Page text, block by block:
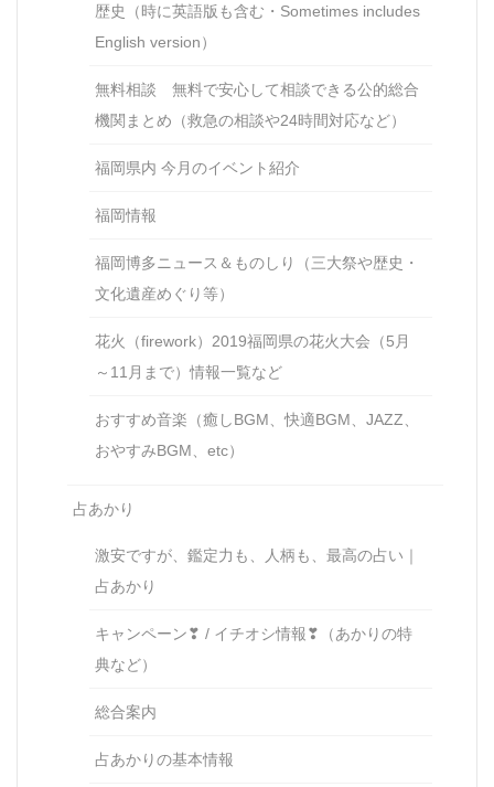
歴史（時に英語版も含む・Sometimes includes
English version）
無料相談 無料で安心して相談できる公的総合
機関まとめ（救急の相談や24時間対応など）
福岡県内 今月のイベント紹介
福岡情報
福岡博多ニュース＆ものしり（三大祭や歴史・
文化遺産めぐり等）
花火（firework）2019福岡県の花火大会（5月
～11月まで）情報一覧など
おすすめ音楽（癒しBGM、快適BGM、JAZZ、
おやすみBGM、etc）
占あかり
激安ですが、鑑定力も、人柄も、最高の占い｜
占あかり
キャンペーン❣ / イチオシ情報❣（あかりの特
典など）
総合案内
占あかりの基本情報